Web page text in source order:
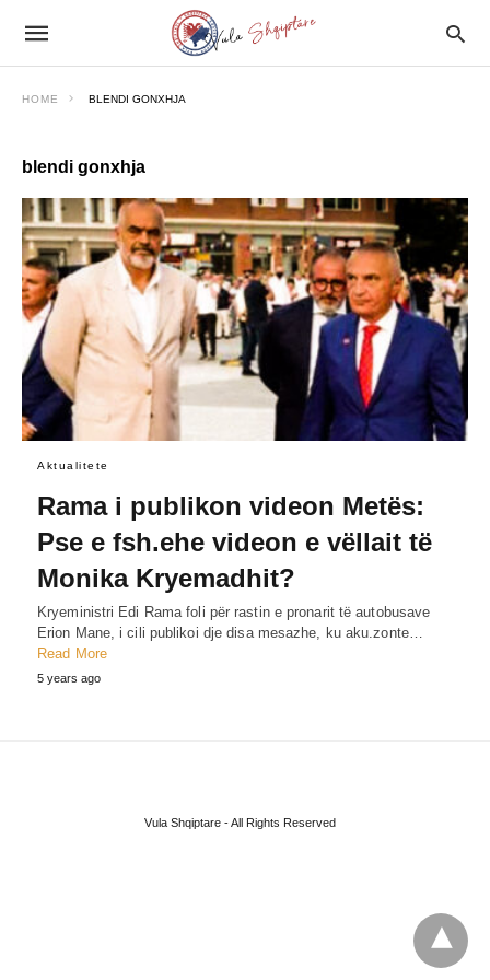
HOME BLENDI GONXHJA
blendi gonxhja
Aktualitete
Rama i publikon videon Metës:
Pse e fsh.ehe videon e vëllait të
Monika Kryemadhit?
Kryeministri Edi Rama foli për rastin e pronarit të autobusave
Erion Mane, i cili publikoi dje disa mesazhe, ku aku.zonte…
Read More
5 years ago
Vula Shqiptare - All Rights Reserved